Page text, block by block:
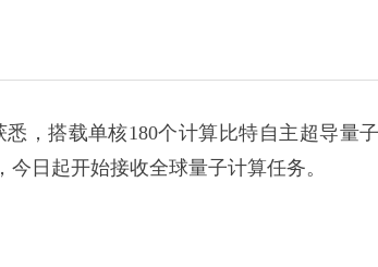
搭载单核180个计算比特自主超导量子
日起开始接收全球量子计算任务。